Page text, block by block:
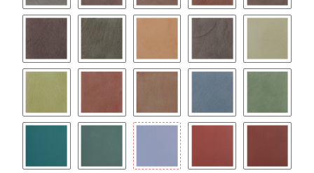
ARDESIA BRUNO CACAO CANNELLA FOSSILE
MOKA MUSCHIO OCRA PIETRA
PRATO RUGGINE SIGARO OCEANO FORESTA